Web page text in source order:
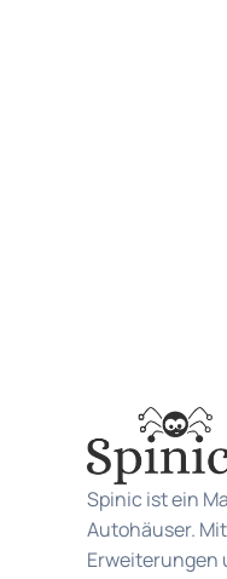
Spinic ist ein
Autohäuser.
Erweiterungen